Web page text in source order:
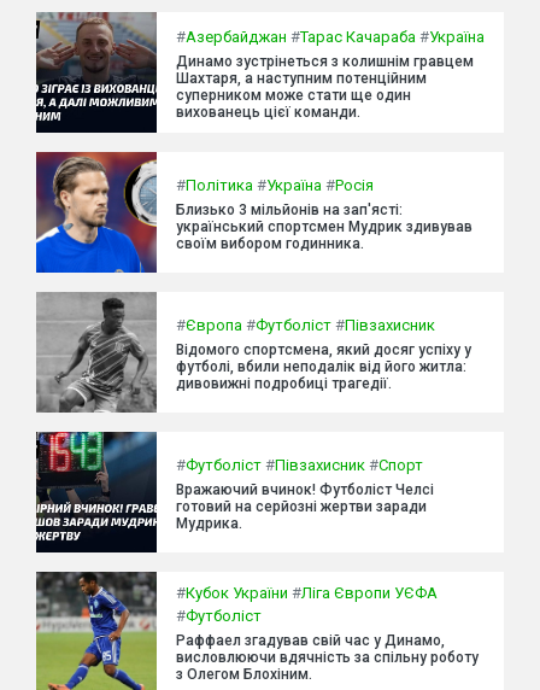
#Азербайджан #Тарас Качараба #Україна
Динамо зустрінеться з колишнім гравцем
Шахтаря, а наступним потенційним
суперником може стати ще один
вихованець цієї команди.
#Політика #Україна #Росія
Близько 3 мільйонів на зап'ясті:
український спортсмен Мудрик здивував
своїм вибором годинника.
#Європа #Футболіст #Півзахисник
Відомого спортсмена, який досяг успіху у
футболі, вбили неподалік від його житла:
дивовижні подробиці трагедії.
#Футболіст #Півзахисник #Спорт
Вражаючий вчинок! Футболіст Челсі
готовий на серйозні жертви заради
Мудрика.
#Кубок України #Ліга Європи УЄФА
#Футболіст
Раффаел згадував свій час у Динамо,
висловлюючи вдячність за спільну роботу
з Олегом Блохіним.